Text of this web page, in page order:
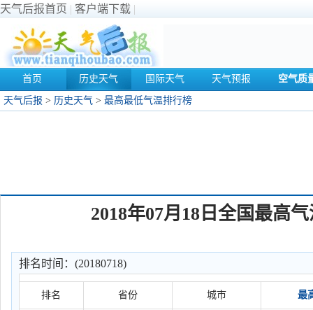
天气后报首页 | 客户端下载 |
首页 历史天气 国际天气 天气预报 空气质
天气后报 > 历史天气 > 最高最低气温排行榜
2018年07月18日全国最高
排名时间：(20180718)
排名 省份 城市 最